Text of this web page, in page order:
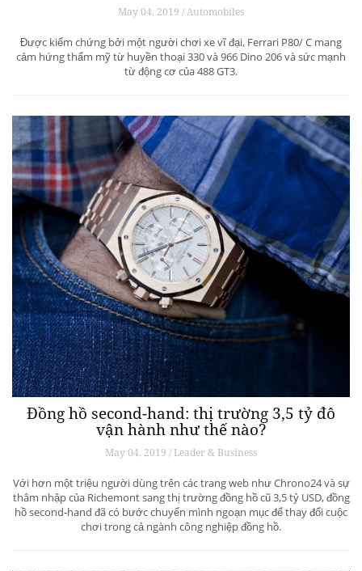
May 04, 2019 / Automobiles
Được kiểm chứng bởi một người chơi xe vĩ đại, Ferrari P80/ C mang
cảm hứng thẩm mỹ từ huyền thoại 330 và 966 Dino 206 và sức mạnh
từ động cơ của 488 GT3.
Đồng hồ second-hand: thị trường 3,5 tỷ đô
vận hành như thế nào?
May 04, 2019 / Leader & Business
Với hơn một triệu người dùng trên các trang web như Chrono24 và sự
thâm nhập của Richemont sang thị trường đồng hồ cũ 3,5 tỷ USD, đồng
hồ second-hand đã có bước chuyển mình ngoạn mục để thay đổi cuộc
chơi trong cả ngành công nghiệp đồng hồ.